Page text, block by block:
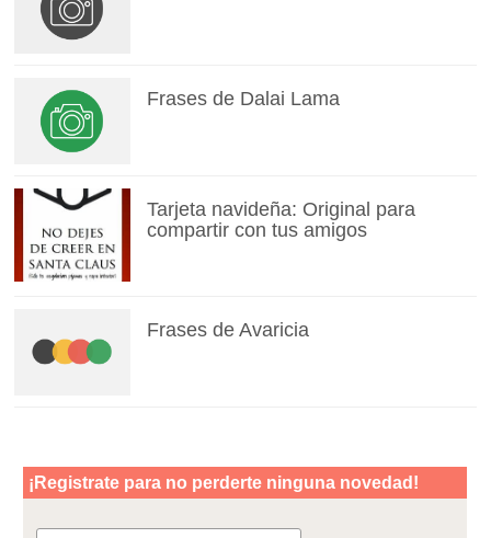
Frases de Dalai Lama
Tarjeta navideña: Original para
compartir con tus amigos
Frases de Avaricia